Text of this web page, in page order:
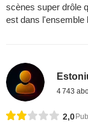
scènes super drôle
est dans l'ensemble
4 743
2,0